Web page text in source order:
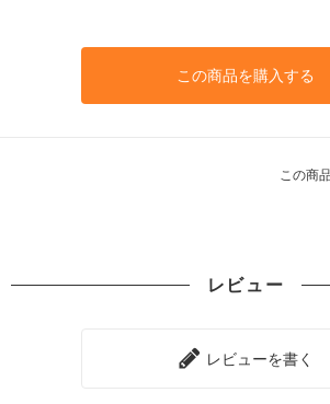
この商品を購入する
この商
レビュー
レビューを書く